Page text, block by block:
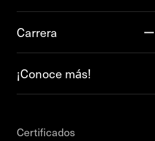
Carrera
¡Conoce más!
Certificados